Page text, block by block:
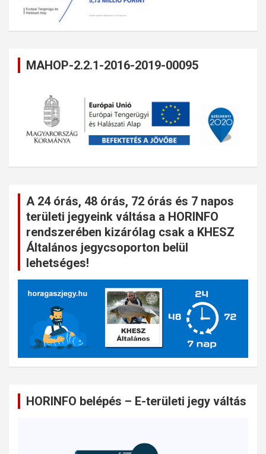
MAHOP-2.2.1-2016-2019-00095
A 24 órás, 48 órás, 72 órás és 7 napos
területi jegyeink váltása a HORINFO
rendszerében kizárólag csak a KHESZ
Általános jegycsoporton belül
lehetséges!
HORINFO belépés – E-területi jegy váltás